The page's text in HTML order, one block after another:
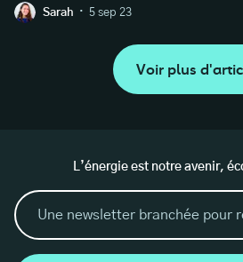
Sarah · 5 sep 23
Voir plus
L’énergie est notre avenir,